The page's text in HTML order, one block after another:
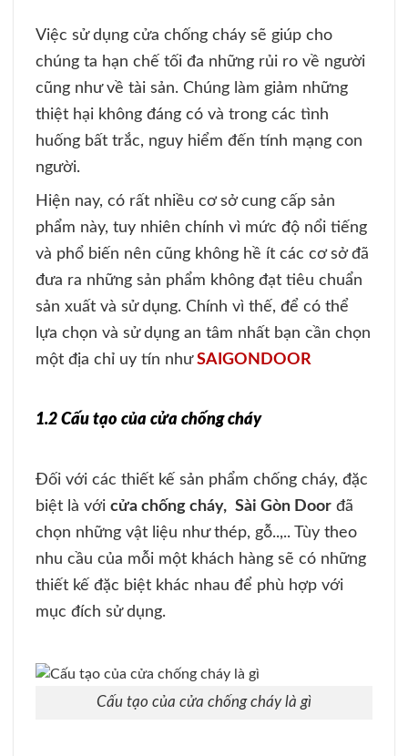
Việc sử dụng cửa chống cháy sẽ giúp cho
chúng ta hạn chế tối đa những rủi ro về người
cũng như về tài sản. Chúng làm giảm những
thiệt hại không đáng có và trong các tình
huống bất trắc, nguy hiểm đến tính mạng con
người.
Hiện nay, có rất nhiều cơ sở cung cấp sản
phẩm này, tuy nhiên chính vì mức độ nổi tiếng
và phổ biến nên cũng không hề ít các cơ sở đã
đưa ra những sản phẩm không đạt tiêu chuẩn
sản xuất và sử dụng. Chính vì thế, để có thể
lựa chọn và sử dụng an tâm nhất bạn cần chọn
một địa chỉ uy tín nhưSAIGONDOOR
1.2 Cấu tạo của cửa chống cháy
Đối với các thiết kế sản phẩm chống cháy, đặc
biệt là với cửa chống cháy, Sài Gòn Door đã
chọn những vật liệu như thép, gỗ..,.. Tùy theo
nhu cầu của mỗi một khách hàng sẽ có những
thiết kế đặc biệt khác nhau để phù hợp với
mục đích sử dụng.
Cấu tạo của cửa chống cháy là gì